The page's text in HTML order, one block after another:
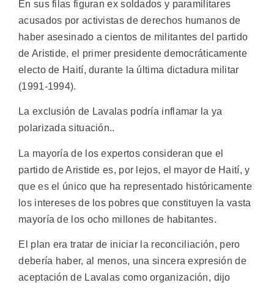
En sus filas figuran ex soldados y paramilitares
acusados por activistas de derechos humanos de
haber asesinado a cientos de militantes del partido
de Aristide, el primer presidente democráticamente
electo de Haití, durante la última dictadura militar
(1991-1994).
La exclusión de Lavalas podría inflamar la ya
polarizada situación..
La mayoría de los expertos consideran que el
partido de Aristide es, por lejos, el mayor de Haití, y
que es el único que ha representado históricamente
los intereses de los pobres que constituyen la vasta
mayoría de los ocho millones de habitantes.
El plan era tratar de iniciar la reconciliación, pero
debería haber, al menos, una sincera expresión de
aceptación de Lavalas como organización, dijo